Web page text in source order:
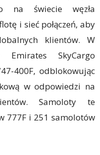
na świecie węzła
i sieć połączeń, aby
klientów. W
SkyCargo
400F, odblokowując
w odpowiedzi na
Samoloty te
777F i 251 samolotów